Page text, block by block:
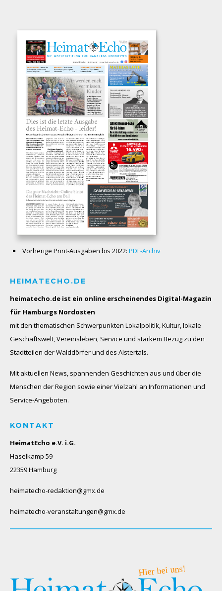
Vorherige Print-Ausgaben bis 2022: PDF-Archiv
HEIMATECHO.DE
heimatecho.de ist ein online erscheinendes Digital-Magazin
für Hamburgs Nordosten
mit den thematischen Schwerpunkten Lokalpolitik, Kultur, lokale
Geschäftswelt, Vereinsleben, Service und starkem Bezug zu den
Stadtteilen der Walddörfer und des Alstertals.
Mit aktuellen News, spannenden Geschichten aus und über die
Menschen der Region sowie einer Vielzahl an Informationen und
Service-Angeboten.
KONTAKT
HeimatEcho e.V. i.G.
Haselkamp 59
22359 Hamburg
heimatecho-redaktion@gmx.de
heimatecho-veranstaltungen@gmx.de